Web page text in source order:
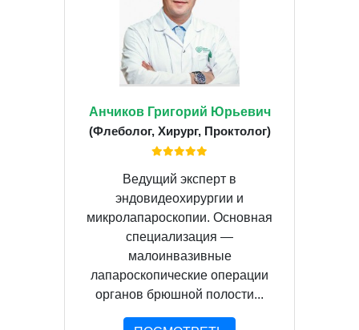
Анчиков Григорий Юрьевич
(Флеболог, Хирург, Проктолог)
Ведущий эксперт в
эндовидеохирургии и
микролапароскопии. Основная
специализация —
малоинвазивные
лапароскопические операции
органов брюшной полости...